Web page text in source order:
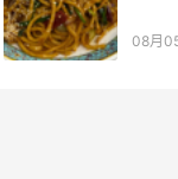
08月